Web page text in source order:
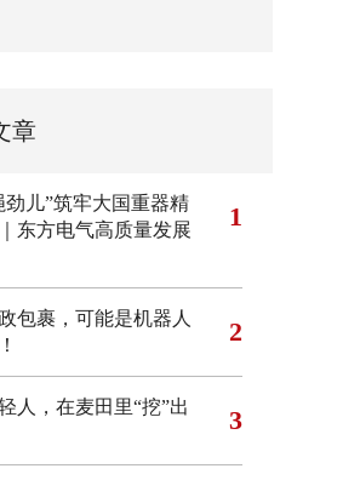
章
劲儿”筑牢大国重器精
东方电气高质量发展
1
包裹，可能是机器人
2
人，在麦田里“挖”出
3